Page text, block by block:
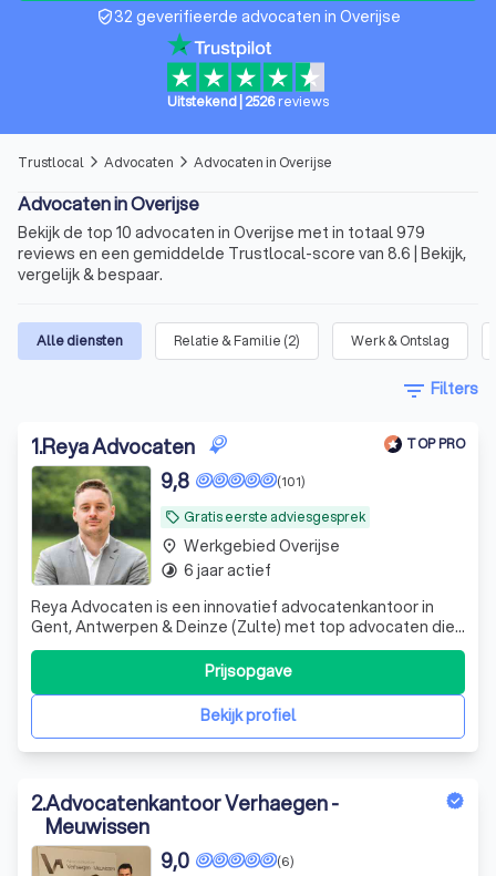
verified_user32 geverifieerde advocaten in Overijse
Uitstekend 2526reviews
Trustlocal arrow_forward_ios Advocaten arrow_forward_ios Advocaten in Overijse
Advocaten in Overijse
Bekijk de top 10 advocaten in Overijse met in totaal 979
reviews en een gemiddelde Trustlocal-score van 8.6 | Bekijk,
vergelijk & bespaar.
Alle diensten Relatie & Familie (2) Werk & Ontslag
filter_list Filters
1.Reya Advocaten TOP PRO
local_offer Gratis eerste adviesgesprek
(101)
9,8
Reya Advocaten is een innovatief advocatenkantoor in
Gent, Antwerpen & Deinze (Zulte) met top advocaten die
ondernemers en particulieren over heel Vlaanderen
bijstaat met hun vragen en problemen rond verkeersrecht,
vastgoedrecht en ondernemingsrecht in brede zin.
Bekijk profiel
Prijsopgave
place Werkgebied Overijse
timelapse 6 jaar actief
2.Advocatenkantoor Verhaegen -
Meuwissen
(6)
9,0